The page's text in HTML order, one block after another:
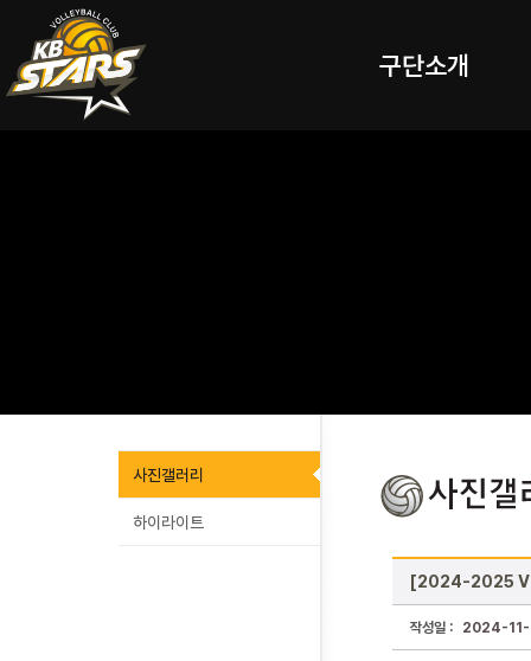
구단소개
사진갤러리
하이라이트
[2024-2025 V
작성일 : 2024-